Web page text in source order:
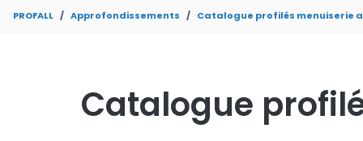
PROFALL Approfondissements Catalogue profilés menuiserie
Catalogue